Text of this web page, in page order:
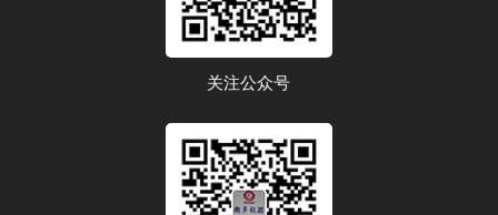
关注公众号